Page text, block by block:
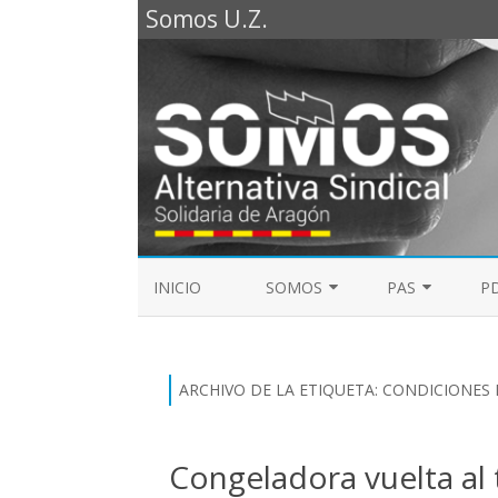
Somos U.Z.
INICIO SOMOS PAS
MESA DE PAS
ARCHIVO DE LA ETIQUETA: CONDICIONES
Congeladora vuelta al